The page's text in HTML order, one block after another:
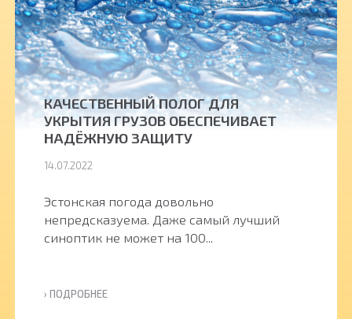
КАЧЕСТВЕННЫЙ ПОЛОГ ДЛЯ
УКРЫТИЯ ГРУЗОВ ОБЕСПЕЧИВАЕТ
НАДЁЖНУЮ ЗАЩИТУ
14.07.2022
Эстонская погода довольно
непредсказуема. Даже самый лучший
синоптик не может на 100...
› ПОДРОБНЕЕ